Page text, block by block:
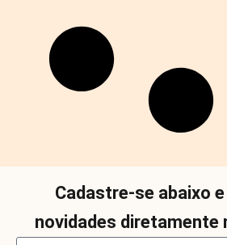
Cadastre-se abaixo
novidades diretamente